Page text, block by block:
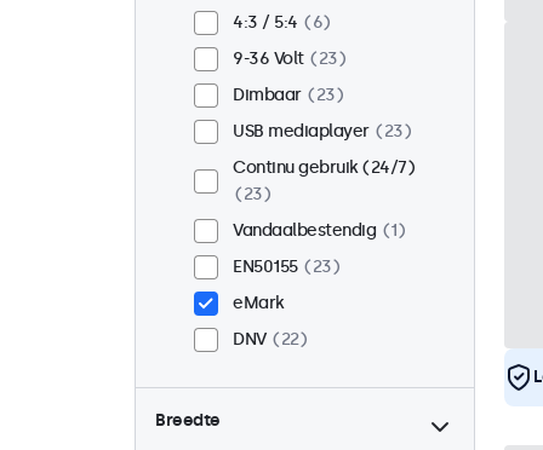
4:3 / 5:4
6
9-36 Volt
23
Dimbaar
23
USB mediaplayer
23
Continu gebruik (24/7)
23
Vandaalbestendig
1
EN50155
23
eMark
DNV
22
Breedte